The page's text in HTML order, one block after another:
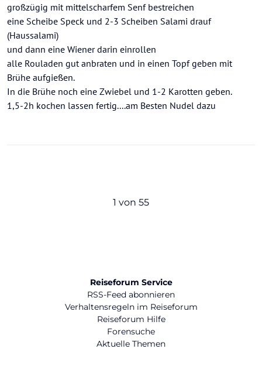
großzügig mit mittelscharfem Senf bestreichen
eine Scheibe Speck und 2-3 Scheiben Salami drauf
(Haussalami)
und dann eine Wiener darin einrollen
alle Rouladen gut anbraten und in einen Topf geben mit
Brühe aufgießen.
In die Brühe noch eine Zwiebel und 1-2 Karotten geben.
1,5-2h kochen lassen fertig....am Besten Nudel dazu
1 von 55
Reiseforum Service
RSS-Feed abonnieren
Verhaltensregeln im Reiseforum
Reiseforum Hilfe
Forensuche
Aktuelle Themen